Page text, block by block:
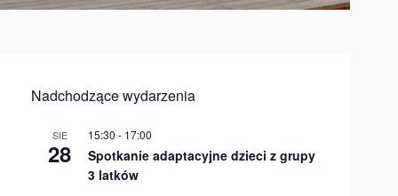
Nadchodzące wydarzenia
SIE
28
15:30 - 17:00
Spotkanie adaptacyjne dzieci z grupy
3 latków